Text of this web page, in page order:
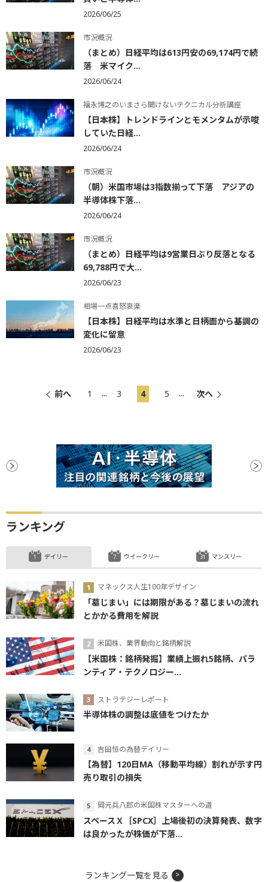
2026/06/25
市況概況
（まとめ）日経平均は613円安の69,174円で続
落 米マイク...
2026/06/24
福永博之のいまさら聞けないテクニカル分析講座
【日本株】トレンドラインとモメンタムが示唆
していた日経...
2026/06/24
市況概況
（朝）米国市場は3指数揃って下落 アジアの
半導体株下落...
2026/06/24
市況概況
（まとめ）日経平均は9営業日ぶり反落となる
69,788円で大...
2026/06/23
相場一点喜怒哀楽
【日本株】日経平均は水準と日柄面から基調の
変化に留意
2026/06/23
前へ 1 ... 3 4 5 ... 次へ
ランキング
デイリー
マネックス人生100年デザイン
「墓じまい」には期限がある？墓じまいの流れ
とかかる費用を解説
米国株、業界動向と銘柄解説
【米国株：銘柄発掘】業績上振れ5銘柄、パラ
ンティア・テクノロジー...
ストラテジーレポート
半導体株の調整は底値をつけたか
吉田恒の為替デイリー
【為替】120日MA（移動平均線）割れが示す円
売り取引の損失
岡元兵八郎の米国株マスターへの道
スペースＸ［SPCX］上場後初の決算発表、数字
は良かったが株価が下落...
ウイークリー マンスリー
ランキング一覧を見る